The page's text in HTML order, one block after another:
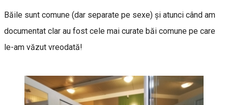
Băile sunt comune (dar separate pe sexe) şi atunci când am
documentat clar au fost cele mai curate băi comune pe care
le-am văzut vreodată!